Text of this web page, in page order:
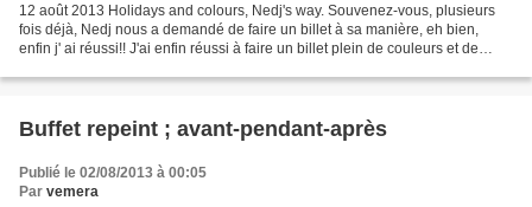
12 août 2013 Holidays and colours, Nedj's way. Souvenez-vous, plusieurs
fois déjà, Nedj nous a demandé de faire un billet à sa manière, eh bien,
enfin j' ai réussi!! J'ai enfin réussi à faire un billet plein de couleurs et de
Buffet repeint ; avant-pendant-après
Publié le 02/08/2013 à 00:05
Par vemera